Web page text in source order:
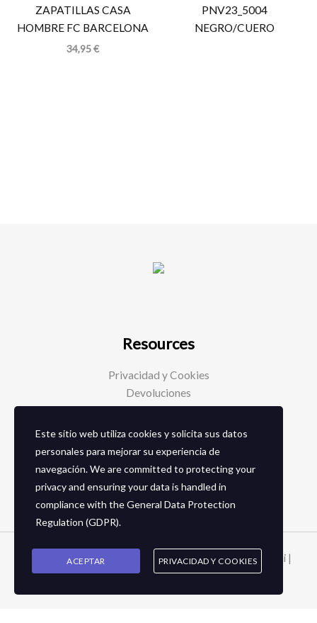
ZAPATILLAS CASA
HOMBRE FC BARCELONA
34,95€
PNV23_5004
NEGRO/CUERO
Resources
Privacidad y Cookies
Devoluciones
Social Media
Facebook
Instagram
Copyright © 2026 Zapaterias en granada - Calzados toñi |
2024
Este sitio web utiliza cookies y solicita sus datos
personales para mejorar su experiencia de
navegación. We are committed to protecting your
privacy and ensuring your data is handled in
compliance with theGeneral Data Protection
Regulation (GDPR).
ACEPTAR PRIVACIDAD Y COOKIES